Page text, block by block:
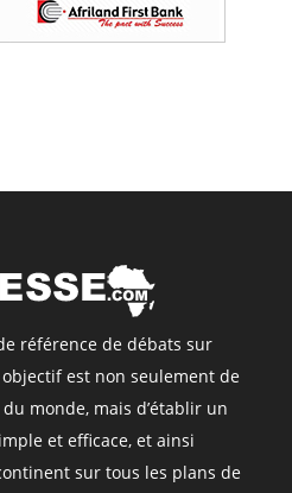
référence de débats sur
est non seulement de
monde, mais d’établir un
et efficace, et ainsi
sur tous les plans de